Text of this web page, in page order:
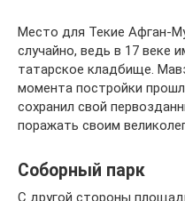
Место для Текие Афган-
случайно, ведь в 17 веке
татарское кладбище.
момента постройки
сохранил свой
поражать своим
Соборный парк
С другой стороны